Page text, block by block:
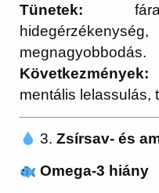
Tünetek:
megnagyobbodás.
Következmények:
mentális lelassulás,
3.Zsírsav- és
Omega-3 hiány